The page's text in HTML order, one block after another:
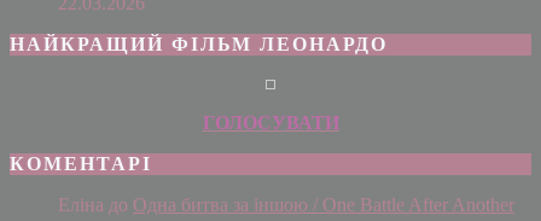
НАЙКРАЩИЙ ФІЛЬМ ЛЕОНАРДО
ГОЛОСУВАТИ
КОМЕНТАРІ
Еліна до Одна битва за іншою / One Battle After Another